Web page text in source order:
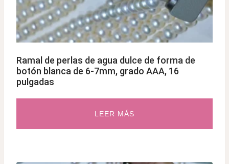
Ramal de perlas de agua dulce de forma de
botón blanca de 6-7mm, grado AAA, 16
pulgadas
LEER MÁS